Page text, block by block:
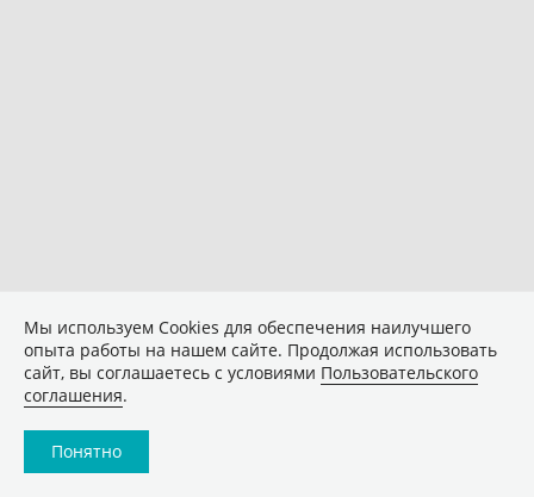
Мы используем Сookies для обеспечения наилучшего
опыта работы на нашем сайте. Продолжая использовать
сайт, вы соглашаетесь с условиями Пользовательского
соглашения.
Понятно